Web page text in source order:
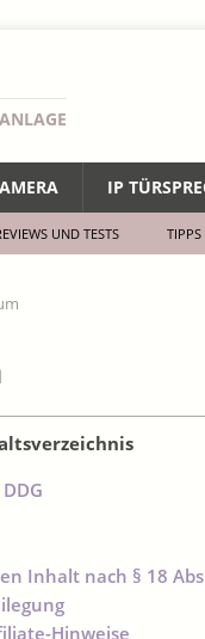
IP
UND TESTS
Inhalt nach § 18
Hinweise